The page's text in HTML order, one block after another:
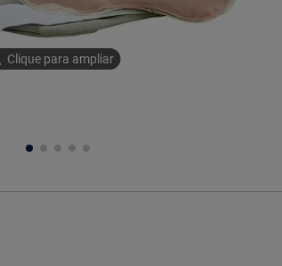
Clique para ampliar